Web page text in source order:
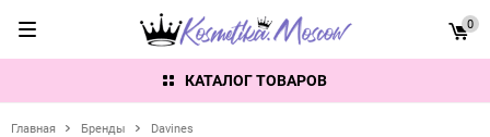
КАТАЛОГ ТОВАРОВ
0
Главная Бренды Davines